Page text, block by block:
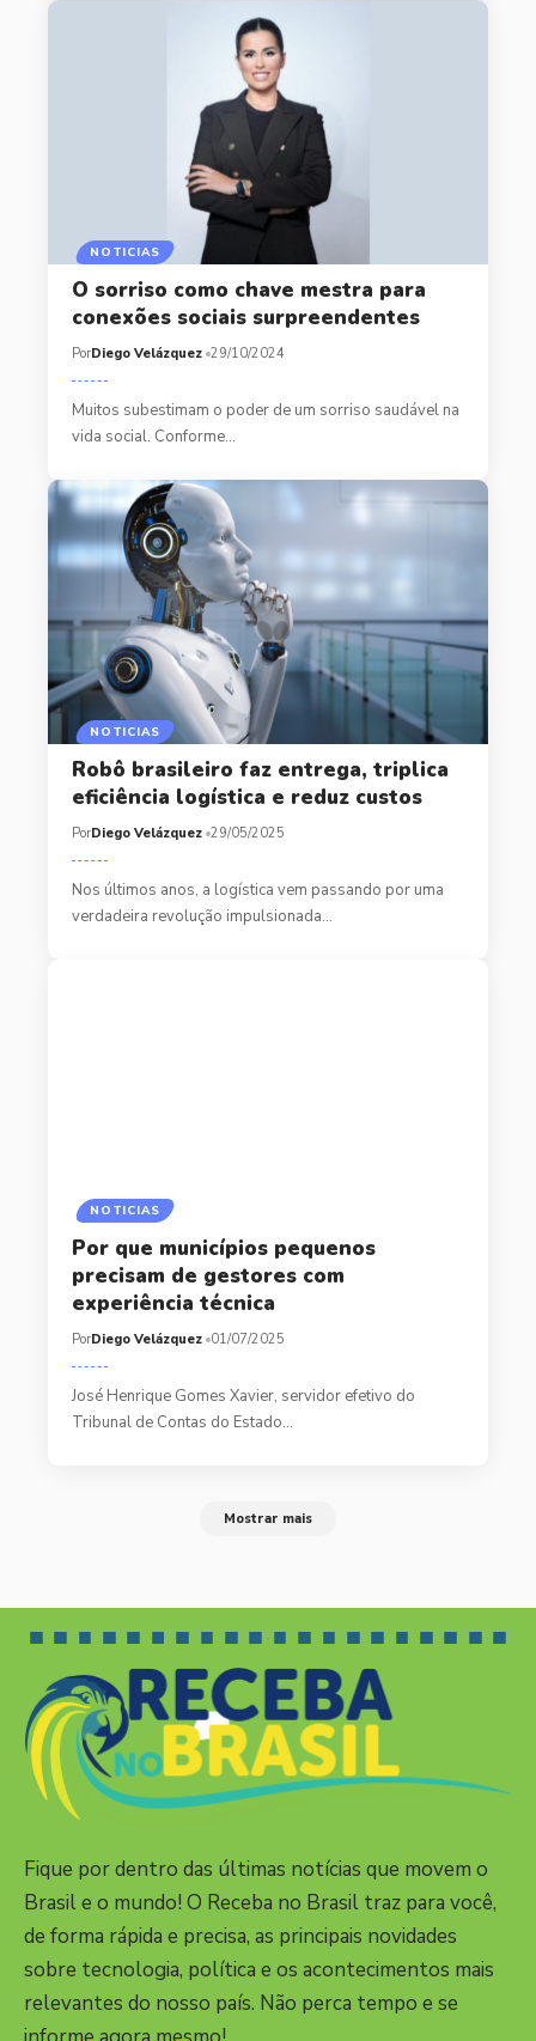
NOTICIAS
O sorriso como chave mestra para
conexões sociais surpreendentes
PorDiego Velázquez 29/10/2024
Muitos subestimam o poder de um sorriso saudável na
vida social. Conforme…
NOTICIAS
Robô brasileiro faz entrega, triplica
eficiência logística e reduz custos
PorDiego Velázquez 29/05/2025
Nos últimos anos, a logística vem passando por uma
verdadeira revolução impulsionada…
NOTICIAS
Por que municípios pequenos
precisam de gestores com
experiência técnica
PorDiego Velázquez 01/07/2025
José Henrique Gomes Xavier, servidor efetivo do
Tribunal de Contas do Estado…
Mostrar mais
Fique por dentro das últimas notícias que movem o
Brasil e o mundo! O Receba no Brasil traz para você,
de forma rápida e precisa, as principais novidades
sobre tecnologia, política e os acontecimentos mais
relevantes do nosso país. Não perca tempo e se